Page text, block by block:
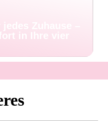
Zuhause –
in Ihre vier